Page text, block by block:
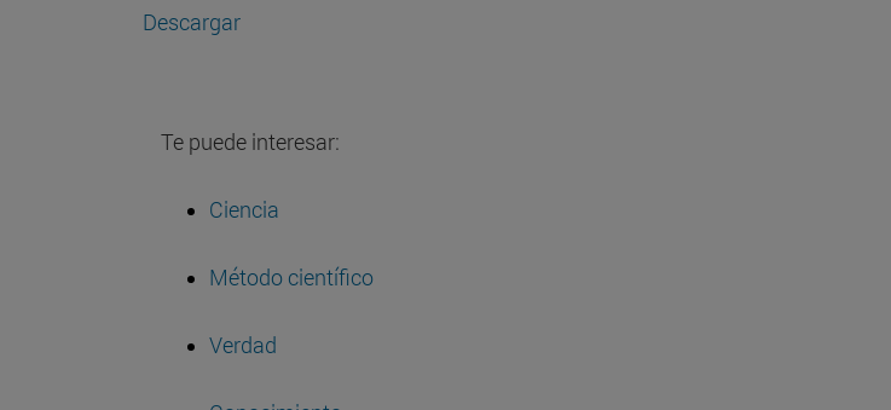
Descargar
Te puede interesar:
Ciencia
Método científico
Verdad